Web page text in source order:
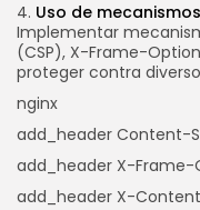
4. Uso de
Implementar
(CSP), X-Frame-
proteger contra
nginx
add_header Content-
add_header X-Frame-
add_header X-